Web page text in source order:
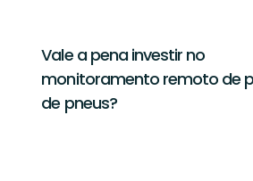
Vale a pena investir no
monitoramento remoto de
de pneus?